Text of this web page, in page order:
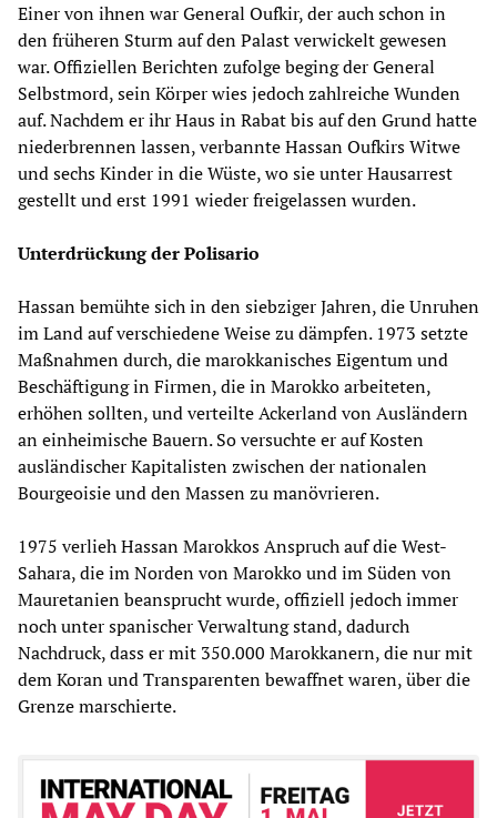
Einer von ihnen war General Oufkir, der auch schon in
den früheren Sturm auf den Palast verwickelt gewesen
war. Offiziellen Berichten zufolge beging der General
Selbstmord, sein Körper wies jedoch zahlreiche Wunden
auf. Nachdem er ihr Haus in Rabat bis auf den Grund hatte
niederbrennen lassen, verbannte Hassan Oufkirs Witwe
und sechs Kinder in die Wüste, wo sie unter Hausarrest
gestellt und erst 1991 wieder freigelassen wurden.
Unterdrückung der Polisario
Hassan bemühte sich in den siebziger Jahren, die Unruhen
im Land auf verschiedene Weise zu dämpfen. 1973 setzte
Maßnahmen durch, die marokkanisches Eigentum und
Beschäftigung in Firmen, die in Marokko arbeiteten,
erhöhen sollten, und verteilte Ackerland von Ausländern
an einheimische Bauern. So versuchte er auf Kosten
ausländischer Kapitalisten zwischen der nationalen
Bourgeoisie und den Massen zu manövrieren.
1975 verlieh Hassan Marokkos Anspruch auf die West-
Sahara, die im Norden von Marokko und im Süden von
Mauretanien beansprucht wurde, offiziell jedoch immer
noch unter spanischer Verwaltung stand, dadurch
Nachdruck, dass er mit 350.000 Marokkanern, die nur mit
dem Koran und Transparenten bewaffnet waren, über die
Grenze marschierte.